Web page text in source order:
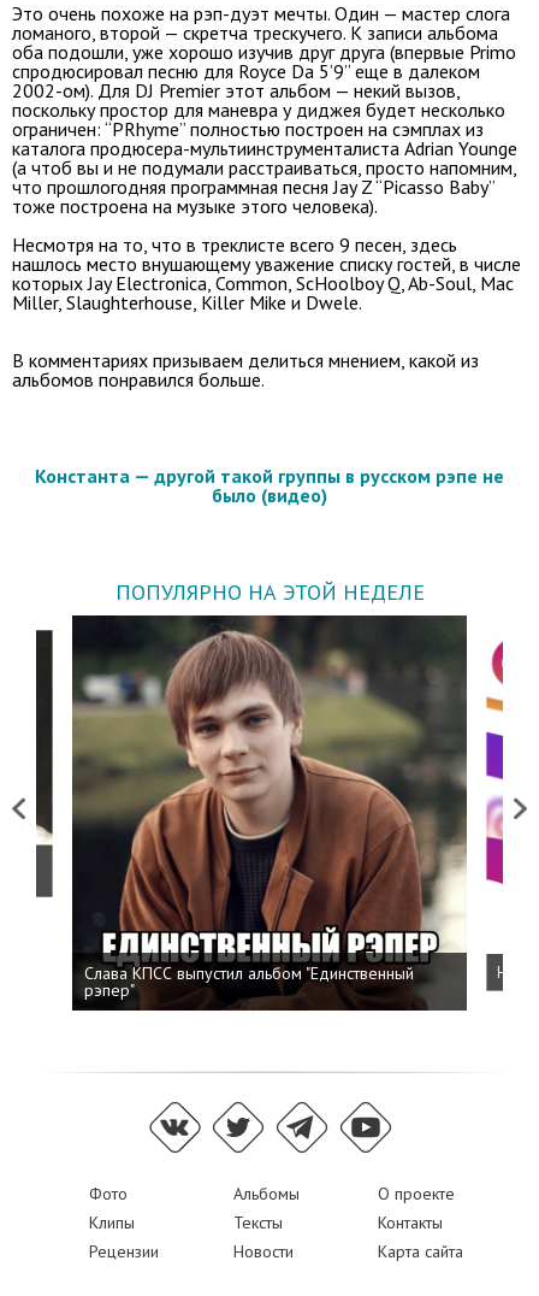
Это очень похоже на рэп-дуэт мечты. Один — мастер слога
ломаного, второй — скретча трескучего. К записи альбома
оба подошли, уже хорошо изучив друг друга (впервые Primo
спродюсировал песню для Royce Da 5’9” еще в далеком
2002-ом). Для DJ Premier этот альбом — некий вызов,
поскольку простор для маневра у диджея будет несколько
ограничен: “PRhyme” полностью построен на сэмплах из
каталога продюсера-мультиинструменталиста Adrian Younge
(а чтоб вы и не подумали расстраиваться, просто напомним,
что прошлогодняя программная песня Jay Z “Picasso Baby”
тоже построена на музыке этого человека).
Несмотря на то, что в треклисте всего 9 песен, здесь
нашлось место внушающему уважение списку гостей, в числе
которых Jay Electronica, Common, ScHoolboy Q, Ab-Soul, Mac
Miller, Slaughterhouse, Killer Mike и Dwele.
В комментариях призываем делиться мнением, какой из
альбомов понравился больше.
Константа — другой такой группы в русском рэпе не
было (видео)
ПОПУЛЯРНО НА ЭТОЙ НЕДЕЛЕ
Previous
Слава КПСС выпустил альбом "Единственный
рэпер"
Next
Фото Альбомы
О проекте
Клипы
Тексты
Контакты
Рецензии
Новости Карта сайта